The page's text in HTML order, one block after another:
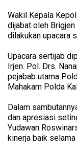
Wakil Kepala
dijabat oleh
dilakukan upacara
Upacara sertijab
Irjen. Pol. Drs.
pejabab utama
Mahakam Polda
Dalam
dan apresiasi
Yudawan
kinerja baik